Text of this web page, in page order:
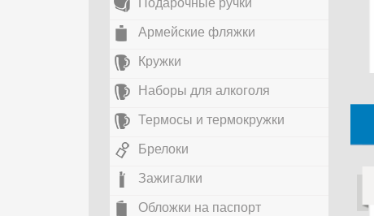
Подарочные ручки
Армейские фляжки
Кружки
Наборы для алкоголя
Термосы и термокружки
Брелоки
Зажигалки
Обложки на паспорт